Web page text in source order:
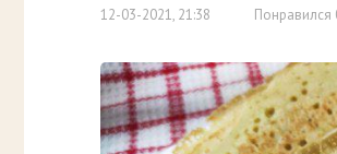
12-03-2021, 21:38 Понравился